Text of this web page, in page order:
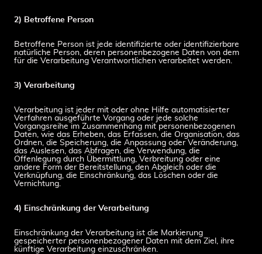
2) Betroffene Person
Betroffene Person ist jede identifizierte oder identifizierbare
natürliche Person, deren personenbezogene Daten von dem
für die Verarbeitung Verantwortlichen verarbeitet werden.
3) Verarbeitung
Verarbeitung ist jeder mit oder ohne Hilfe automatisierter
Verfahren ausgeführte Vorgang oder jede solche
Vorgangsreihe im Zusammenhang mit personenbezogenen
Daten, wie das Erheben, das Erfassen, die Organisation, das
Ordnen, die Speicherung, die Anpassung oder Veränderung,
das Auslesen, das Abfragen, die Verwendung, die
Offenlegung durch Übermittlung, Verbreitung oder eine
andere Form der Bereitstellung, den Abgleich oder die
Verknüpfung, die Einschränkung, das Löschen oder die
Vernichtung.
4) Einschränkung der Verarbeitung
Einschränkung der Verarbeitung ist die Markierung
gespeicherter personenbezogener Daten mit dem Ziel, ihre
künftige Verarbeitung einzuschränken.